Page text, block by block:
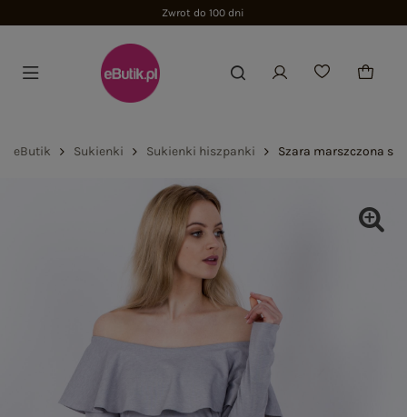
eButik Sukienki Sukienki hiszpanki Szara marszczona